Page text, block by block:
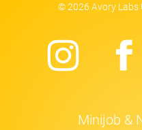
© 2026 Avory Labs
Minijob &